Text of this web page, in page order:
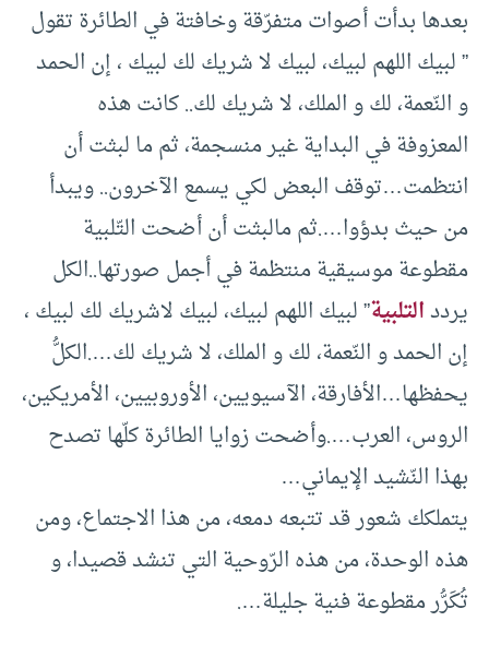
بعدها بدأت أصوات متفرّقة وخافتة في الطائرة تقول
” لبيك اللهم لبيك، لبيك لا شريك لك لبيك ، إن الحمد
و النّعمة، لك و الملك، لا شريك لك.. كانت هذه
المعزوفة في البداية غير منسجمة، ثم ما لبثت أن
انتظمت…توقف البعض لكي يسمع الآخرون.. ويبدأ
من حيث بدؤوا….ثم مالبثت أن أضحت التّلبية
مقطوعة موسيقية منتظمة في أجمل صورتها..الكل
يرددالتلبية” لبيك اللهم لبيك، لبيك لاشريك لك لبيك ،
إن الحمد و النّعمة، لك و الملك، لا شريك لك….الكلُّ
يحفظها…الأفارقة، الآسيويين، الأوروبيين، الأمريكين،
الروس، العرب….وأضحت زوايا الطائرة كلّها تصدح
بهذا النّشيد الإيماني…
يتملكك شعور قد تتبعه دمعه، من هذا الاجتماع، ومن
هذه الوحدة، من هذه الرّوحية التي تنشد قصيدا، و
تُكَرُّر مقطوعة فنية جليلة….